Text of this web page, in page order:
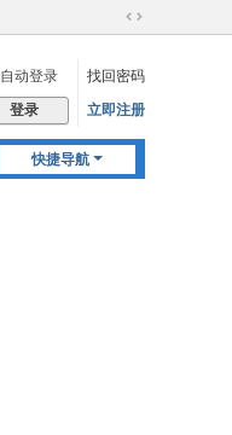
切
到
宽
自动登录
找回密码
登录 立即注册
快捷导航